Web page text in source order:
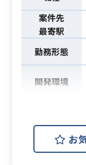
案件先
最寄駅
勤務形態
開発環境
お